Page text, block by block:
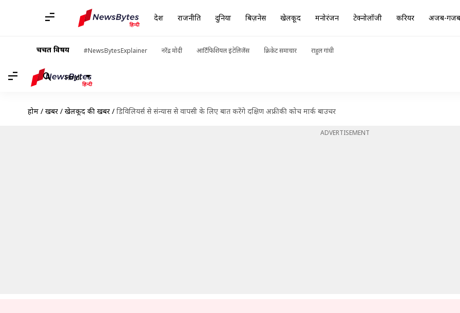
देश राजनीति दुनिया बिज़नेस खेलकूद मनोरंजन टेक्नोलॉजी करियर अजब-गजब
चर्चित विषय #NewsBytesExplainer नरेंद्र मोदी आर्टिफिशियल इंटेलिजेंस क्रिकेट समाचार राहुल गांधी
Hindi
होम / खबरें / खेलकूद की खबरें / डिविलियर्स से संन्यास से वापसी के लिए बात करेंगे दक्षिण अफ्रीकी कोच मार्क बाउचर
ADVERTISEMENT